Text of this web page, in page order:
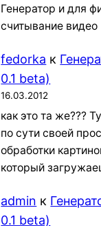
Генератор и для
считывание
fedorka к
0.1 beta)
16.03.2012
как это та же???
по сути своей
обработки
который
admin к
0.1 beta)